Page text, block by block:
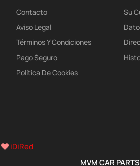
Contacto
Aviso Legal
Términos Y Condiciones
Pago Seguro
Política De Cookies
Su
iDiRed
MVM CAR